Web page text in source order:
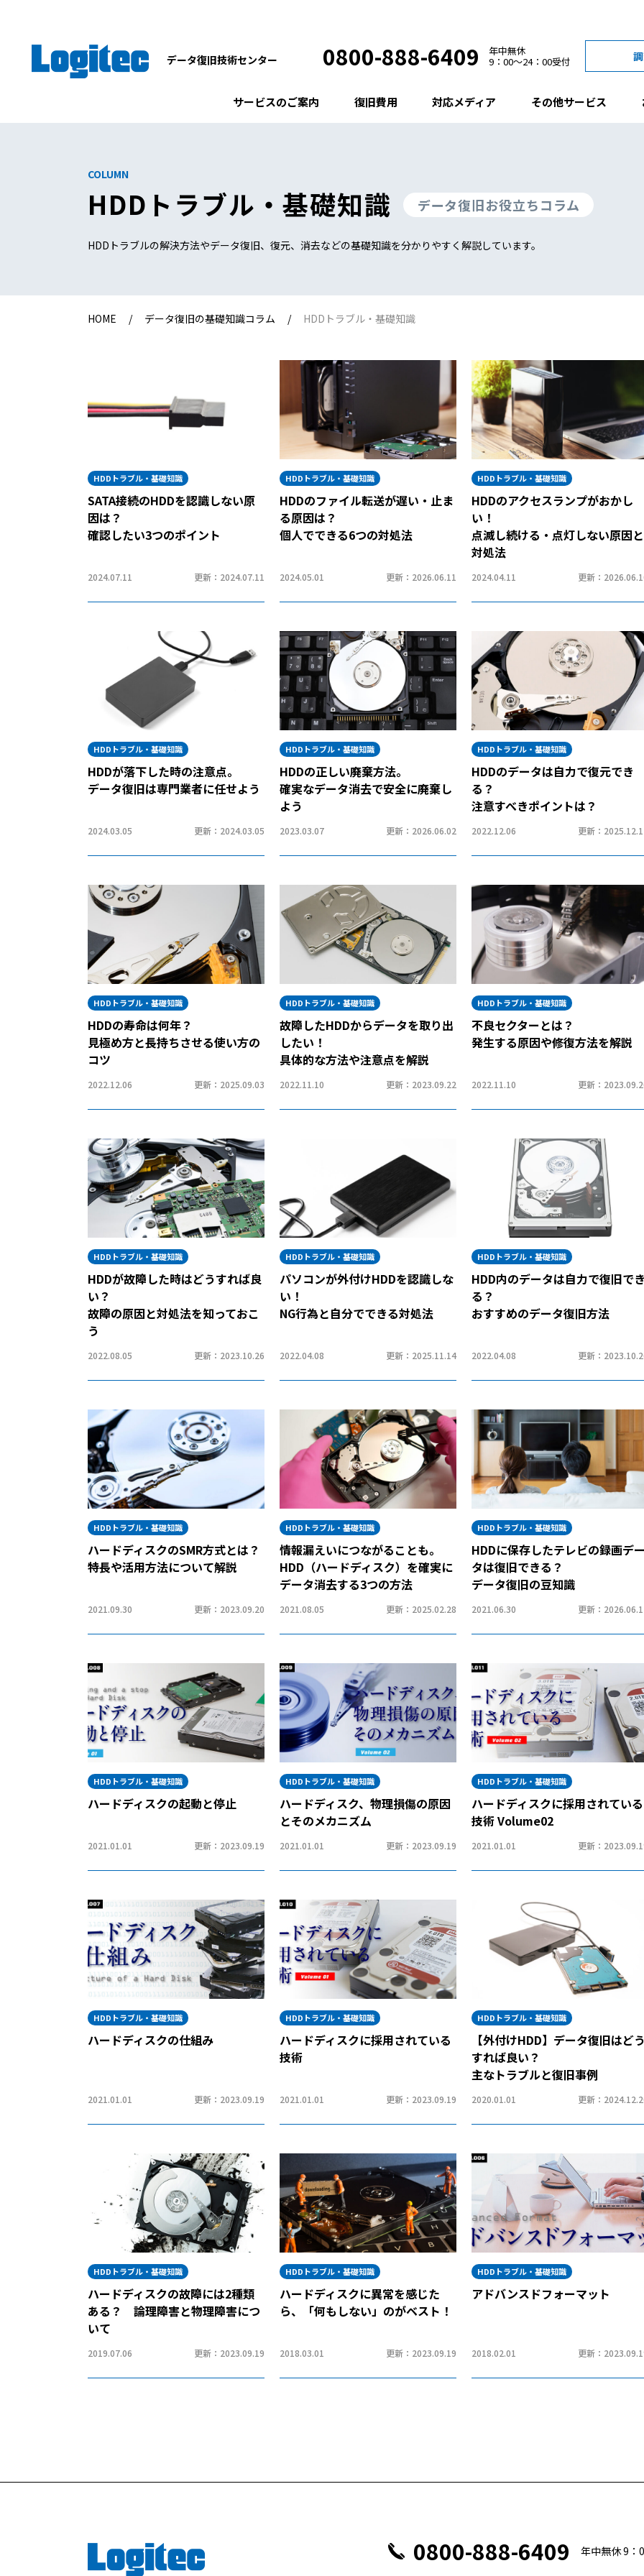
データ復旧技術センター 0800-888-6409 年中無休
9：00 24：00受付
サービスのご案内 復旧費用 対応メディア その他サービス
COLUMN
HDDトラブル・基礎知識 データ復旧お役立ちコラム
HDDトラブルの解決方法やデータ復旧、復元、消去などの基礎知識を分かりやすく解説しています。
HOME データ復旧の基礎知識コラム HDDトラブル・基礎知識
HDDトラブル・基礎知識
SATA接続のHDDを認識しない原
因は？
確認したい3つのポイント
2024.07.11 更新：2024.07.11
HDDトラブル・基礎知識
HDDのファイル転送が遅い・止ま
る原因は？
個人でできる6つの対処法
2024.05.01 更新：2026.06.11
HDDトラブル・基礎知識
HDDのアクセスランプがおかし
い！
点滅し続ける・点灯しない原因と
対処法
2024.04.11 更新：
HDDトラブル・基礎知識
HDDが落下した時の注意点。
データ復旧は専門業者に任せよう
2024.03.05 更新：2024.03.05
HDDトラブル・基礎知識
HDDの正しい廃棄方法。
確実なデータ消去で安全に廃棄し
よう
2023.03.07 更新：2026.06.02
HDDトラブル・基礎知識
HDDのデータは自力で復元でき
る？
注意すべきポイントは？
2022.12.06 更新：
HDDトラブル・基礎知識
HDDの寿命は何年？
見極め方と長持ちさせる使い方の
コツ
2022.12.06 更新：2025.09.03
HDDトラブル・基礎知識
故障したHDDからデータを取り出
したい！
具体的な方法や注意点を解説
2022.11.10 更新：2023.09.22
HDDトラブル・基礎知識
不良セクターとは？
発生する原因や修復方法を解説
2022.11.10 更新：
HDDトラブル・基礎知識
HDDが故障した時はどうすれば良
い？
故障の原因と対処法を知っておこ
う
2022.08.05 更新：2023.10.26
HDDトラブル・基礎知識
パソコンが外付けHDDを認識しな
い！
NG行為と自分でできる対処法
2022.04.08 更新：2025.11.14
HDDトラブル・基礎知識
HDD内のデータは自力で復旧で
る？
おすすめのデータ復旧方法
2022.04.08 更新：
HDDトラブル・基礎知識
ハードディスクのSMR方式とは？
特長や活用方法について解説
2021.09.30 更新：2023.09.20
HDDトラブル・基礎知識
情報漏えいにつながることも。
HDD（ハードディスク）を確実に
データ消去する3つの方法
2021.08.05 更新：2025.02.28
HDDトラブル・基礎知識
HDDに保存したテレビの録画デ
タは復旧できる？
データ復旧の豆知識
2021.06.30 更新：
HDDトラブル・基礎知識
ハードディスクの起動と停止
2021.01.01 更新：2023.09.19
HDDトラブル・基礎知識
ハードディスク、物理損傷の原因
とそのメカニズム
2021.01.01 更新：2023.09.19
HDDトラブル・基礎知識
ハードディスクに採用されている
技術 Volume02
2021.01.01 更新：
HDDトラブル・基礎知識
ハードディスクの仕組み
2021.01.01 更新：2023.09.19
HDDトラブル・基礎知識
ハードディスクに採用されている
技術
2021.01.01 更新：2023.09.19
HDDトラブル・基礎知識
【外付けHDD】データ復旧はど
すれば良い？
主なトラブルと復旧事例
2020.01.01 更新：
HDDトラブル・基礎知識
ハードディスクの故障には2種類
ある？ 論理障害と物理障害につ
いて
2019.07.06 更新：2023.09.19
HDDトラブル・基礎知識
ハードディスクに異常を感じた
ら、「何もしない」のがベスト！
2018.03.01 更新：2023.09.19
HDDトラブル・基礎知識
アドバンスドフォーマット
2018.02.01 更新：
0800-888-6409 年中無休 9：